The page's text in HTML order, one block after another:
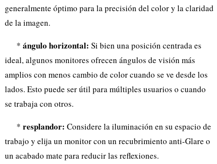
generalmente óptimo para la precisión del color y la claridad
de la imagen.
* ángulo horizontal: Si bien una posición centrada es
ideal, algunos monitores ofrecen ángulos de visión más
amplios con menos cambio de color cuando se ve desde los
lados. Esto puede ser útil para múltiples usuarios o cuando
se trabaja con otros.
* resplandor: Considere la iluminación en su espacio de
trabajo y elija un monitor con un recubrimiento anti-Glare o
un acabado mate para reducir las reflexiones.